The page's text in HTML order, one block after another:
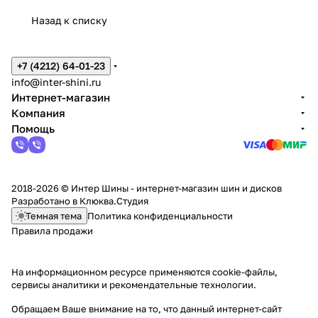
Назад к списку
+7 (4212) 64-01-23
info@inter-shini.ru
Интернет-магазин
Компания
Помощь
2018-2026 © Интер Шины - интернет-магазин шин и дисков
Разработано в Клюква.Студия
Темная тема Политика конфиденциальности
Правила продажи
На информационном ресурсе применяютсяcookie-файлы,
сервисы аналитики и рекомендательные технологии.
Обращаем Ваше внимание на то, что данный интернет-сайт